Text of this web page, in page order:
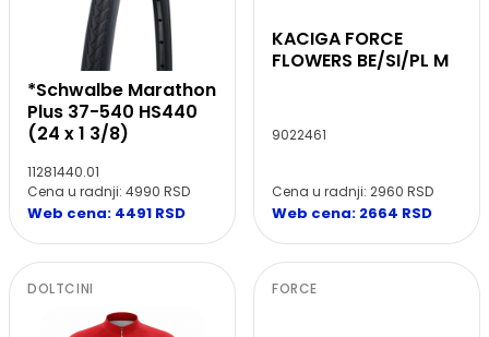
*Schwalbe Marathon
Plus 37-540 HS440
(24 x 1 3/8)
11281440.01
Cena u radnji: 4990 RSD
Web cena: 4491 RSD
KACIGA FORCE
FLOWERS BE/SI/PL M
9022461
Cena u radnji: 2960 RSD
Web cena: 2664 RSD
DOLTCINI FORCE